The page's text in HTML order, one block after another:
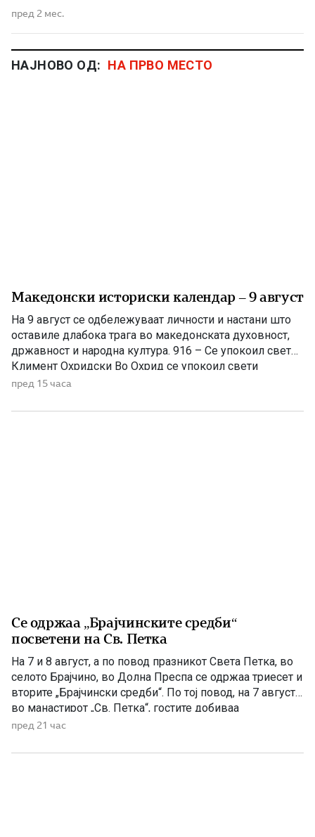
пред 2 мес.
НАЈНОВО ОД: НА ПРВО МЕСТО
Македонски историски календар – 9 август
На 9 август се одбележуваат личности и настани што
оставиле длабока трага во македонската духовност,
државност и народна култура. 916 – Се упокоил свети
Климент Охридски Во Охрид се упокоил свети
Климент Охридски, еден од најзначајните ученици на
Охридската книжевна школа и патрон на
пред 15 часа
Се одржаа „Брајчинските средби“
посветени на Св. Петка
На 7 и 8 август, а по повод празникот Света Петка, во
селото Брајчино, во Долна Преспа се одржаа триесет и
вторите „Брајчински средби“. По тој повод, на 7 август,
во манастирот „Св. Петка“, гостите добиваа
манастирско гравче, а на 08 август ја прославија
забавуваше групата „Фонтара“ […]
пред 21 час